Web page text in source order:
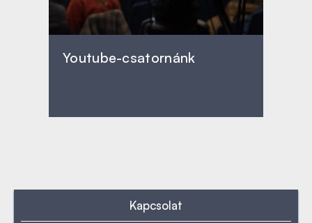
Youtube-csatornánk
Kapcsolat